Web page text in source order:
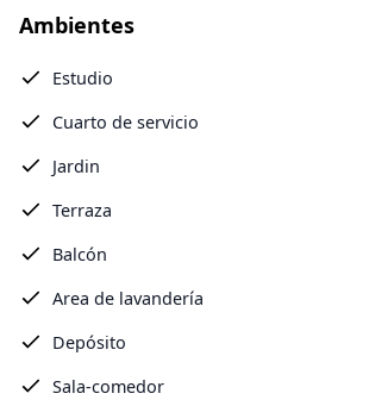
Ambientes
Estudio
Cuarto de servicio
Jardin
Terraza
Balcón
Area de lavandería
Depósito
Sala-comedor